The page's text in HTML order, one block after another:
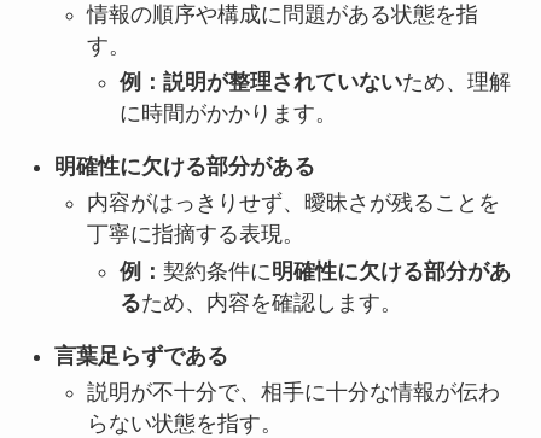
情報の順序や構成に問題がある状態を指
す。
例：説明が整理されていないため、理解
に時間がかかります。
明確性に欠ける部分がある
内容がはっきりせず、曖昧さが残ることを
丁寧に指摘する表現。
例： 契約条件に明確性に欠ける部分があ
るため、内容を確認します。
言葉足らずである
説明が不十分で、相手に十分な情報が伝わ
らない状態を指す。